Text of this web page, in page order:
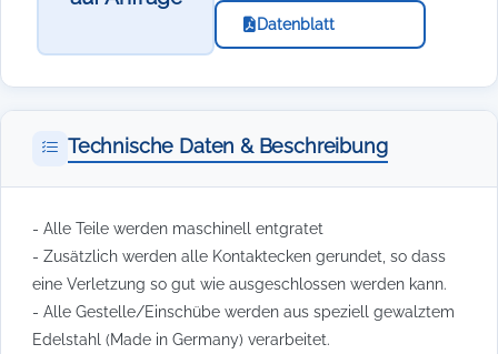
Datenblatt
Technische Daten & Beschreibung
- Alle Teile werden maschinell entgratet
- Zusätzlich werden alle Kontaktecken gerundet, so dass
eine Verletzung so gut wie ausgeschlossen werden kann.
- Alle Gestelle/Einschübe werden aus speziell gewalztem
Edelstahl (Made in Germany) verarbeitet.